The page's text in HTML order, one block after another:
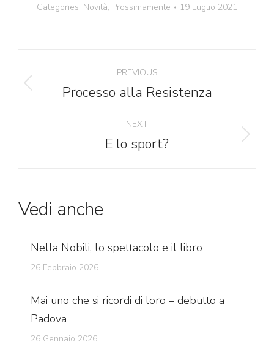
Categories: Novità, Prossimamente 19 Luglio 2021
Post
navigation
PREVIOUS
Previous
Processo alla Resistenza
NEXT
Next
E lo sport?
Vedi anche
Nella Nobili, lo spettacolo e il libro
26 Febbraio 2026
Mai uno che si ricordi di loro – debutto a
Padova
26 Gennaio 2026